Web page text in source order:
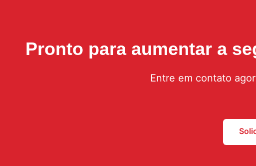
Pronto para aumentar a
Entre em contato